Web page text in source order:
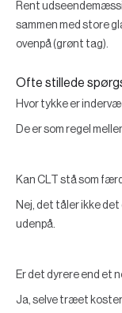
Rent
sammen med store
ovenpå (grønt tag).
Ofte stillede
Hvor tykke er
De er som regel
Kan CLT stå som
Nej, det tåler ikke
udenpå.
Er det dyrere end et
Ja, selve træet koster